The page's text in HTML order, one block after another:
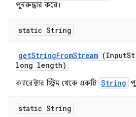
পুনরুদ্ধার করে।
static String
getStringFromStream (Input
long length)
ক্যারেক্টার স্ট্রিম থেকে একটি String
static String